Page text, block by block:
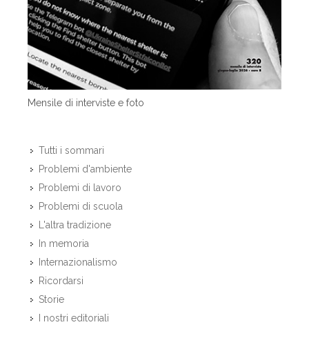
Mensile di interviste e foto
Tutti i sommari
Problemi d'ambiente
Problemi di lavoro
Problemi di scuola
L'altra tradizione
In memoria
Internazionalismo
Ricordarsi
Storie
I nostri editoriali